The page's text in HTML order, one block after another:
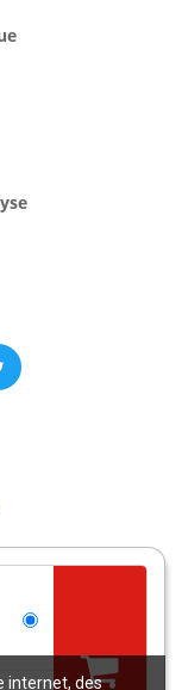
internet, des
75
à 16h30